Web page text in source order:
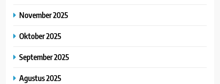
November 2025
Oktober 2025
September 2025
Agustus 2025